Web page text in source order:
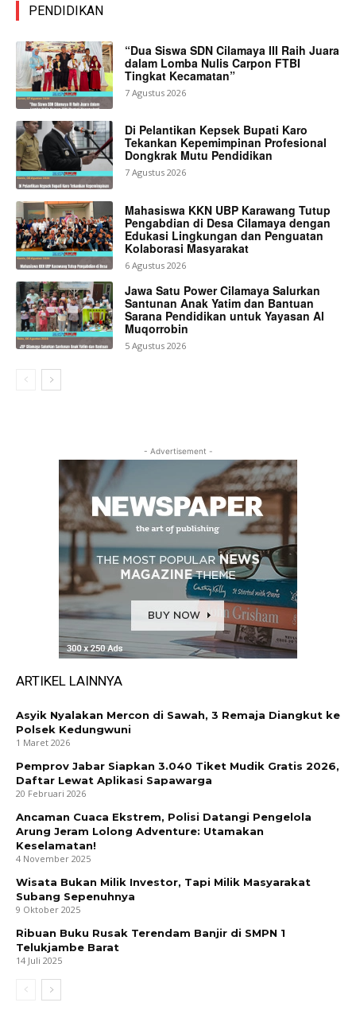
PENDIDIKAN
“Dua Siswa SDN Cilamaya III Raih Juara
dalam Lomba Nulis Carpon FTBI
Tingkat Kecamatan”
7 Agustus 2026
Di Pelantikan Kepsek Bupati Karo
Tekankan Kepemimpinan Profesional
Dongkrak Mutu Pendidikan
7 Agustus 2026
Mahasiswa KKN UBP Karawang Tutup
Pengabdian di Desa Cilamaya dengan
Edukasi Lingkungan dan Penguatan
Kolaborasi Masyarakat
6 Agustus 2026
Jawa Satu Power Cilamaya Salurkan
Santunan Anak Yatim dan Bantuan
Sarana Pendidikan untuk Yayasan Al
Muqorrobin
5 Agustus 2026
- Advertisement -
ARTIKEL LAINNYA
Asyik Nyalakan Mercon di Sawah, 3 Remaja Diangkut ke
Polsek Kedungwuni
1 Maret 2026
Pemprov Jabar Siapkan 3.040 Tiket Mudik Gratis 2026,
Daftar Lewat Aplikasi Sapawarga
20 Februari 2026
Ancaman Cuaca Ekstrem, Polisi Datangi Pengelola
Arung Jeram Lolong Adventure: Utamakan
Keselamatan!
4 November 2025
Wisata Bukan Milik Investor, Tapi Milik Masyarakat
Subang Sepenuhnya
9 Oktober 2025
Ribuan Buku Rusak Terendam Banjir di SMPN 1
Telukjambe Barat
14 Juli 2025